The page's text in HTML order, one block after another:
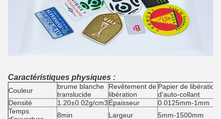
Caractéristiques physiques :
Couleur
brume blanche
translucide
Revêtement de
libération
Papier de libération
d'auto-collant
Densité
1.20±0.02g/cm3Épaisseur
0.0125mm-1mm
Temps
8min Largeur 5mm-1500mm